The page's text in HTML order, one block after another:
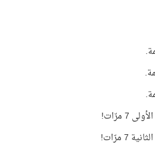
مرّات!
مرّات!